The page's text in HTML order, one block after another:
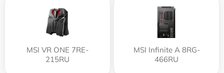
MSI VR ONE 7RE-
215RU
MSI Infinite A 8RG-
466RU